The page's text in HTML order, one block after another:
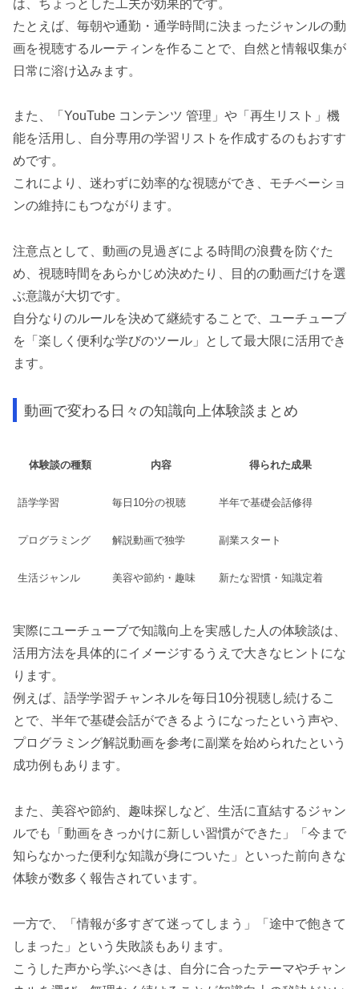
は、ちょっとした工夫が効果的です。
たとえば、毎朝や通勤・通学時間に決まったジャンルの動
画を視聴するルーティンを作ることで、自然と情報収集が
日常に溶け込みます。
また、「YouTube コンテンツ 管理」や「再生リスト」機
能を活用し、自分専用の学習リストを作成するのもおすす
めです。
これにより、迷わずに効率的な視聴ができ、モチベーショ
ンの維持にもつながります。
注意点として、動画の見過ぎによる時間の浪費を防ぐた
め、視聴時間をあらかじめ決めたり、目的の動画だけを選
ぶ意識が大切です。
自分なりのルールを決めて継続することで、ユーチューブ
を「楽しく便利な学びのツール」として最大限に活用でき
ます。
動画で変わる日々の知識向上体験談まとめ
体験談の種類 内容 得られた成果
語学学習 毎日10分の視聴 半年で基礎会話修得
プログラミング 解説動画で独学 副業スタート
生活ジャンル 美容や節約・趣味 新たな習慣・知識定着
実際にユーチューブで知識向上を実感した人の体験談は、
活用方法を具体的にイメージするうえで大きなヒントにな
ります。
例えば、語学学習チャンネルを毎日10分視聴し続けるこ
とで、半年で基礎会話ができるようになったという声や、
プログラミング解説動画を参考に副業を始められたという
成功例もあります。
また、美容や節約、趣味探しなど、生活に直結するジャン
ルでも「動画をきっかけに新しい習慣ができた」「今まで
知らなかった便利な知識が身についた」といった前向きな
体験が数多く報告されています。
一方で、「情報が多すぎて迷ってしまう」「途中で飽きて
しまった」という失敗談もあります。
こうした声から学ぶべきは、自分に合ったテーマやチャン